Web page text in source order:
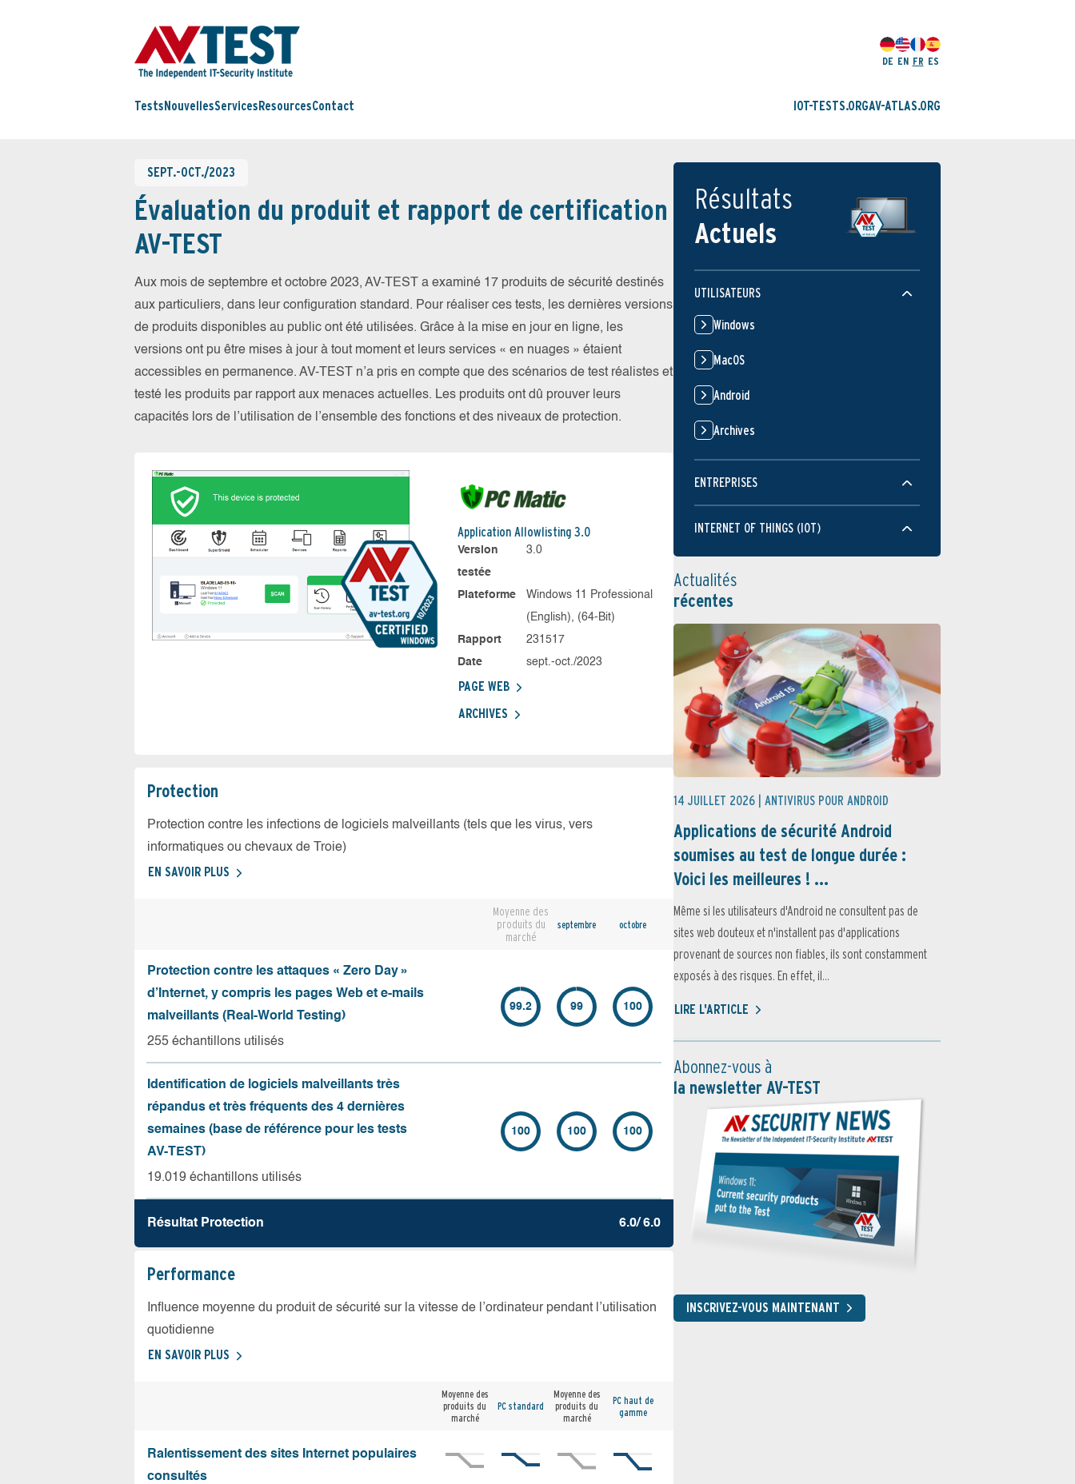
DE EN FR ES
Tests NouvellesServices ResourcesContact IOT-TESTS.ORGAV-ATLAS.ORG
SEPT.-OCT./2023
Évaluation du produit et rapport de certification
AV-TEST
Aux mois de septembre et octobre 2023, AV-TEST a examiné 17 produits de sécurité destinés
aux particuliers, dans leur configuration standard. Pour réaliser ces tests, les dernières versions
de produits disponibles au public ont été utilisées. Grâce à la mise en jour en ligne, les
versions ont pu être mises à jour à tout moment et leurs services « en nuages » étaient
accessibles en permanence. AV-TEST n’a pris en compte que des scénarios de test réalistes et
testé les produits par rapport aux menaces actuelles. Les produits ont dû prouver leurs
capacités lors de l’utilisation de l’ensemble des fonctions et des niveaux de protection.
Application Allowlisting 3.0
Version
testée
3.0
Plateforme
Windows 11 Professional
(English), (64-Bit)
Rapport
231517
Date
sept.-oct./2023
PAGE WEB
ARCHIVES
Protection
Protection contre les infections de logiciels malveillants (tels que les virus, vers
informatiques ou chevaux de Troie)
EN SAVOIR PLUS
Moyenne des
produits du
marché
septembre octobre
Protection contre les attaques « Zero Day »
d’Internet, y compris les pages Web et e-mails
malveillants (Real-World Testing)
255 échantillons utilisés
99.2 99 100
Identification de logiciels malveillants très
répandus et très fréquents des 4 dernières
semaines (base de référence pour les tests
AV-TEST)
19.019 échantillons utilisés
100 100 100
Résultat Protection 6.0/ 6.0
Performance
Influence moyenne du produit de sécurité sur la vitesse de l’ordinateur pendant l’utilisation
quotidienne
EN SAVOIR PLUS
Moyenne des
produits du
marché
PC standard
Moyenne des
produits du
marché
PC haut de
gamme
Ralentissement des sites Internet populaires
consultés
Résultats
Actuels
UTILISATEURS
Windows
MacOS
Android
Archives
ENTREPRISES
INTERNET OF THINGS (IOT)
Actualités
récentes
14 JUILLET 2026 | ANTIVIRUS POUR ANDROID
Applications de sécurité Android
soumises au test de longue durée :
Voici les meilleures ! ...
Même si les utilisateurs d'Android ne consultent pas de
sites web douteux et n'installent pas d'applications
provenant de sources non fiables, ils sont constamment
exposés à des risques. En effet, il...
LIRE L'ARTICLE
Abonnez-vous à
la newsletter AV-TEST
INSCRIVEZ-VOUS MAINTENANT